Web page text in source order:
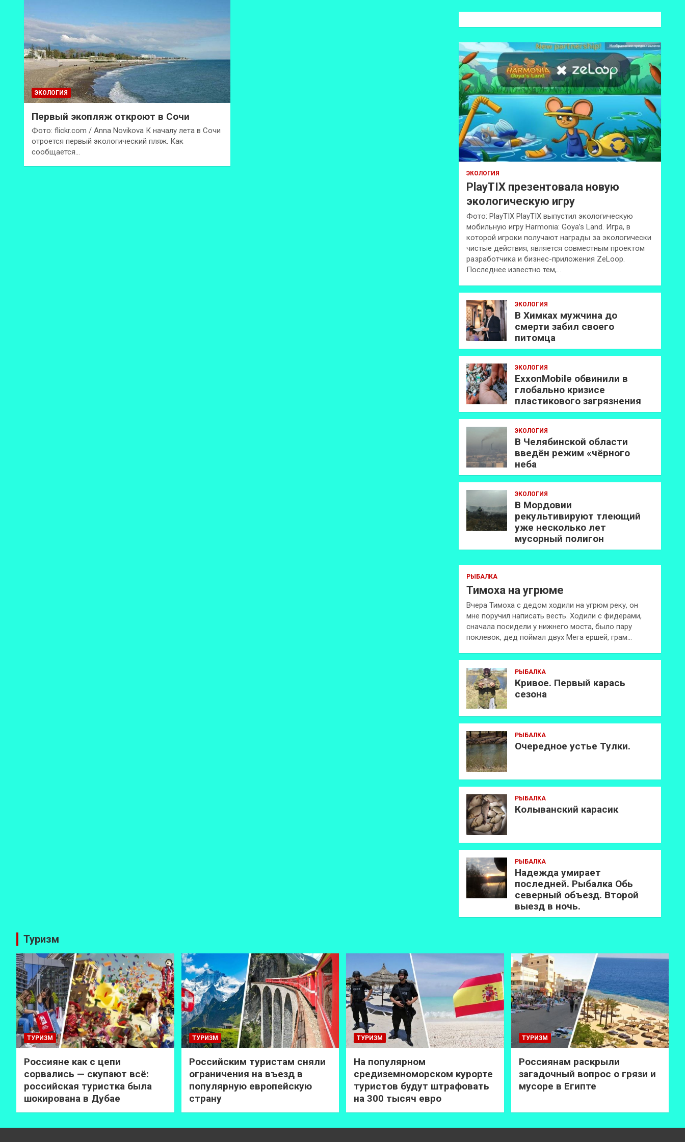
ЭКОЛОГИЯ
Первый экопляж откроют в Сочи
Фото: flickr.com / Anna Novikova К началу лета в Сочи
отроется первый экологический пляж. Как
сообщается…
к
ЭКОЛОГИЯ
PlayTIX презентовала новую
экологическую игру
Фото: PlayTIX PlayTIX выпустил экологическую
мобильную игру Harmonia: Goya’s Land. Игра, в
которой игроки получают награды за экологически
чистые действия, является совместным проектом
разработчика и бизнес-приложения ZeLoop.
Последнее известно тем,…
ЭКОЛОГИЯ
В Химках мужчина до
смерти забил своего
питомца
ЭКОЛОГИЯ
ExxonMobilе обвинили в
глобально кризисе
пластикового загрязнения
ЭКОЛОГИЯ
В Челябинской области
введён режим «чёрного
неба
ЭКОЛОГИЯ
В Мордовии
рекультивируют тлеющий
уже несколько лет
мусорный полигон
РЫБАЛКА
Тимоха на угрюме
Вчера Тимоха с дедом ходили на угрюм реку, он
мне поручил написать весть. Ходили с фидерами,
сначала посидели у нижнего моста, было пару
поклевок, дед поймал двух Мега ершей, грам…
РЫБАЛКА
Кривое. Первый карась
сезона
РЫБАЛКА
Очередное устье Тулки.
РЫБАЛКА
Колыванский карасик
РЫБАЛКА
Надежда умирает
последней. Рыбалка Обь
северный объезд. Второй
выезд в ночь.
Туризм
ТУРИЗМ
Россияне как с цепи
сорвались — скупают всё:
российская туристка была
шокирована в Дубае
ТУРИЗМ
Российским туристам сняли
ограничения на въезд в
популярную европейскую
страну
ТУРИЗМ
На популярном
средиземноморском курорте
туристов будут штрафовать
на 300 тысяч евро
ТУРИЗМ
Россиянам раскрыли
загадочный вопрос о грязи и
мусоре в Египте